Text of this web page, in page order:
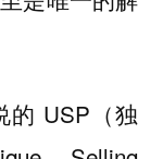
的 USP（独